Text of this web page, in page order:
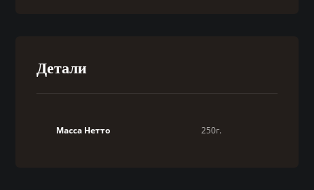
Детали
Масса Нетто 250г.